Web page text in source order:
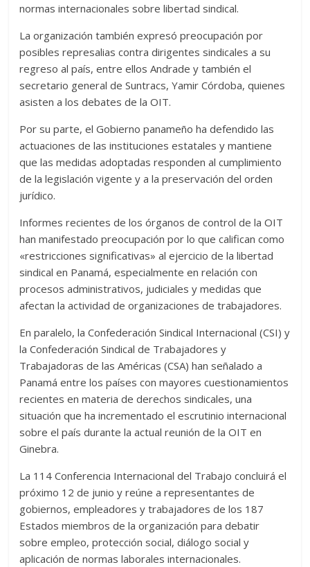
normas internacionales sobre libertad sindical.
La organización también expresó preocupación por
posibles represalias contra dirigentes sindicales a su
regreso al país, entre ellos Andrade y también el
secretario general de Suntracs, Yamir Córdoba, quienes
asisten a los debates de la OIT.
Por su parte, el Gobierno panameño ha defendido las
actuaciones de las instituciones estatales y mantiene
que las medidas adoptadas responden al cumplimiento
de la legislación vigente y a la preservación del orden
jurídico.
Informes recientes de los órganos de control de la OIT
han manifestado preocupación por lo que califican como
«restricciones significativas» al ejercicio de la libertad
sindical en Panamá, especialmente en relación con
procesos administrativos, judiciales y medidas que
afectan la actividad de organizaciones de trabajadores.
En paralelo, la Confederación Sindical Internacional (CSI) y
la Confederación Sindical de Trabajadores y
Trabajadoras de las Américas (CSA) han señalado a
Panamá entre los países con mayores cuestionamientos
recientes en materia de derechos sindicales, una
situación que ha incrementado el escrutinio internacional
sobre el país durante la actual reunión de la OIT en
Ginebra.
La 114 Conferencia Internacional del Trabajo concluirá el
próximo 12 de junio y reúne a representantes de
gobiernos, empleadores y trabajadores de los 187
Estados miembros de la organización para debatir
sobre empleo, protección social, diálogo social y
aplicación de normas laborales internacionales.